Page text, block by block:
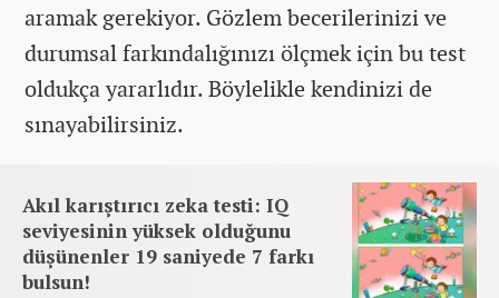
aramak gerekiyor. Gözlem becerilerinizi ve
durumsal farkındalığınızı ölçmek için bu test
oldukça yararlıdır. Böylelikle kendinizi de
sınayabilirsiniz.
Akıl karıştırıcı zeka testi: IQ
seviyesinin yüksek olduğunu
düşünenler 19 saniyede 7 farkı
bulsun!